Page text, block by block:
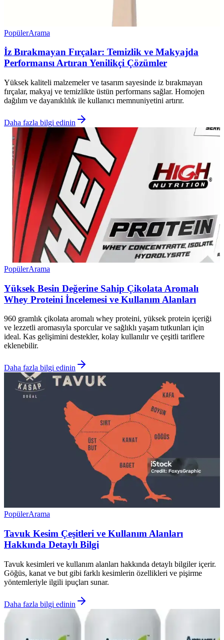
PopülerArama
İz Bırakmayan Fırçalar: Temizlik ve Makyajda
Performansı Artıran Yenilikçi Çözümler
Yüksek kaliteli malzemeler ve tasarım sayesinde iz bırakmayan
fırçalar, makyaj ve temizlikte üstün performans sağlar. Homojen
dağılım ve dayanıklılık ile kullanıcı memnuniyetini artırır.
Daha fazla bilgi edinin
PopülerArama
Yüksek Besin Değerine Sahip Çikolata Aromalı
Whey Proteini İncelemesi ve Kullanım Alanları
960 gramlık çikolata aromalı whey proteini, yüksek protein içeriği
ve lezzetli aromasıyla sporcular ve sağlıklı yaşam tutkunları için
ideal. Kas gelişimini destekler, kolay kullanılır ve çeşitli tariflere
eklenebilir.
Daha fazla bilgi edinin
PopülerArama
Tavuk Kesim Çeşitleri ve Kullanım Alanları
Hakkında Detaylı Bilgi
Tavuk kesimleri ve kullanım alanları hakkında detaylı bilgiler içerir.
Göğüs, kanat ve but gibi farklı kesimlerin özellikleri ve pişirme
yöntemleriyle ilgili ipuçları sunar.
Daha fazla bilgi edinin